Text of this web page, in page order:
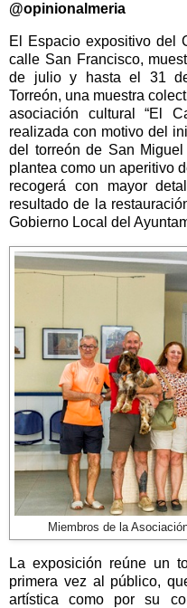
@opinionalmeria
El Espacio expositivo del
calle San Francisco,
de julio y hasta el 31
Torreón, una muestra
asociación cultural “El
realizada con motivo del
del torreón de San
plantea como un aperitivo
recogerá con mayor
resultado de la
Gobierno Local del
Miembros de la
La exposición reúne un
primera vez al público,
artística como por su